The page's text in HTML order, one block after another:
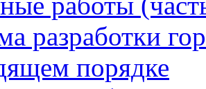
разработки
порядке